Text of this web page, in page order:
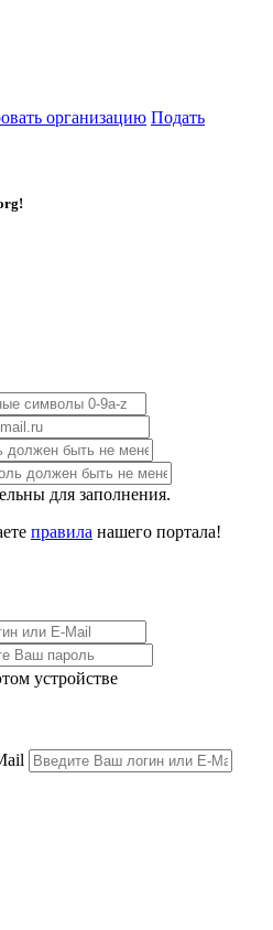
организацию Подать
!
для заполнения.
правила нашего портала!
устройстве